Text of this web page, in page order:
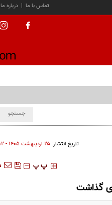
درباره ما | تماس با ما
تاریخ انتشار: ۲۵ ارديبهشت ۱۴۰۵ - ۱۴:۱۲
‍‍‍ پ پ
گذاشت